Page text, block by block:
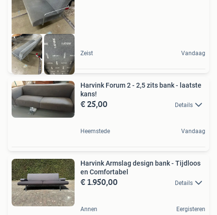
Zeist Vandaag
Harvink Forum 2 - 2,5 zits bank - laatste
kans!
€ 25,00 Details
Heemstede Vandaag
Harvink Armslag design bank - Tijdloos
en Comfortabel
€ 1.950,00 Details
Annen Eergisteren